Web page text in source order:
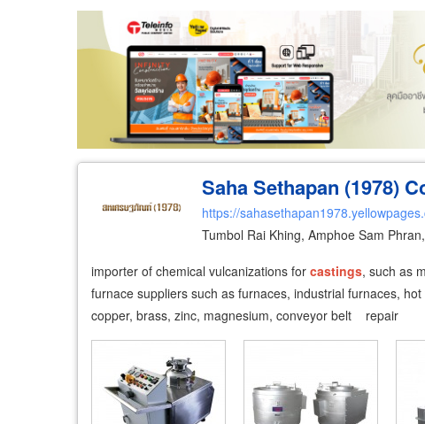
Wholesale Retail Manufacturer Dealer
Saha Sethapan (1978)
https://
Tumbol Rai Khing, Amphoe Sam
importer of chemical vulcanizations for castings, such as
furnace suppliers such as furnaces, industrial furnaces,
copper, brass, zinc, magnesium, conveyor belt repair